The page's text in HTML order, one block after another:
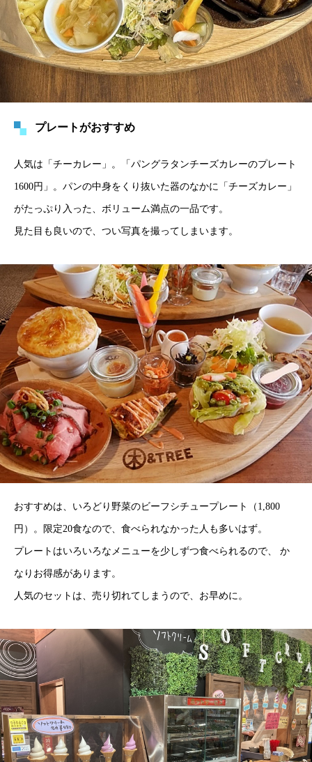
プレートがおすすめ
人気は「チーカレー」。「パングラタンチーズカレーのプレート
1600円」。パンの中身をくり抜いた器のなかに「チーズカレー」
がたっぷり入った、ボリューム満点の一品です。
見た目も良いので、つい写真を撮ってしまいます。
おすすめは、いろどり野菜のビーフシチュープレート（1,800
円）。限定20食なので、食べられなかった人も多いはず。
プレートはいろいろなメニューを少しずつ食べられるので、 か
なりお得感があります。
人気のセットは、売り切れてしまうので、お早めに。